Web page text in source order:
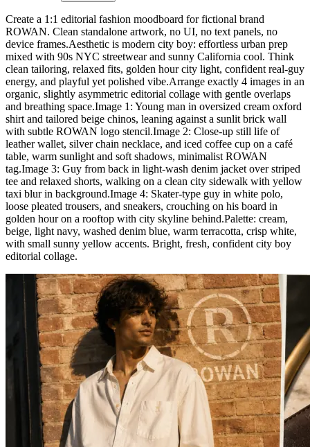
Create a 1:1 editorial fashion moodboard for fictional brand
ROWAN. Clean standalone artwork, no UI, no text panels, no
device frames.Aesthetic is modern city boy: effortless urban prep
mixed with 90s NYC streetwear and sunny California cool. Think
clean tailoring, relaxed fits, golden hour city light, confident real-guy
energy, and playful yet polished vibe.Arrange exactly 4 images in an
organic, slightly asymmetric editorial collage with gentle overlaps
and breathing space.Image 1: Young man in oversized cream oxford
shirt and tailored beige chinos, leaning against a sunlit brick wall
with subtle ROWAN logo stencil.Image 2: Close-up still life of
leather wallet, silver chain necklace, and iced coffee cup on a café
table, warm sunlight and soft shadows, minimalist ROWAN
tag.Image 3: Guy from back in light-wash denim jacket over striped
tee and relaxed shorts, walking on a clean city sidewalk with yellow
taxi blur in background.Image 4: Skater-type guy in white polo,
loose pleated trousers, and sneakers, crouching on his board in
golden hour on a rooftop with city skyline behind.Palette: cream,
beige, light navy, washed denim blue, warm terracotta, crisp white,
with small sunny yellow accents. Bright, fresh, confident city boy
editorial collage.